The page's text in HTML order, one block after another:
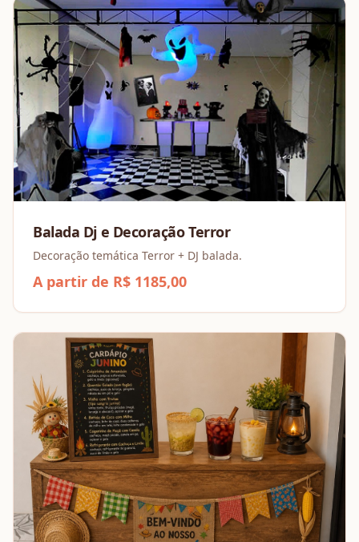
Balada Dj e Decoração Terror
Decoração temática Terror + DJ balada.
A partir de R$ 1185,00